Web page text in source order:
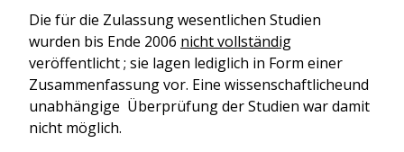
Die für die Zulassung wesentlichen Studien
wurden bis Ende 2006 nicht vollständig
veröffentlicht ; sie lagen lediglich in Form einer
Zusammenfassung vor. Eine wissenschaftlicheund
unabhängige Überprüfung der Studien war damit
nicht möglich.